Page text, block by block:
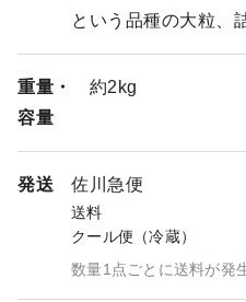
という品種の大粒、
重量・
容量
約2kg
発送 佐川急便
送料
クール便（冷蔵）
数量1点ごとに送料が発